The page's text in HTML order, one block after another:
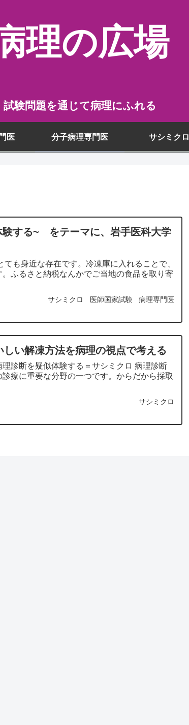
理の広場
試験問題を通じて病理にふれる
医 分子病理専門医 サシミクロ
する~ をテーマに、岩手医科大学
も身近な存在です。冷凍庫に入れることで、
ふるさと納税なんかでご当地の食品を取り寄
サシミクロ 医師国家試験 病理専門医
い解凍方法を病理の視点で考える
診断を疑似体験する＝サシミクロ 病理診断
療に重要な分野の一つです。からだから採取
サシミクロ